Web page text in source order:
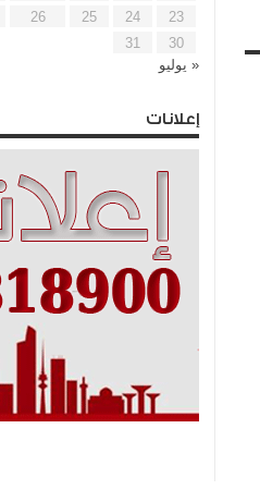
23
24
25
26
30
31
« يوليو
إعلانات